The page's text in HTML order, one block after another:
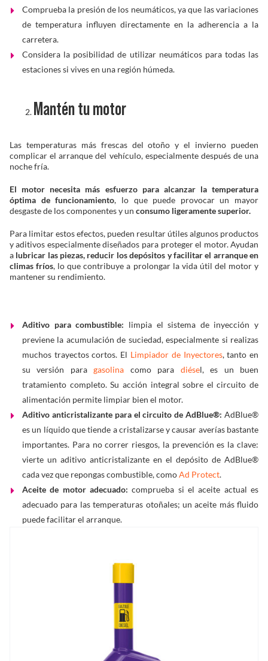
Comprueba la presión de los neumáticos, ya que las variaciones
de temperatura influyen directamente en la adherencia a la
carretera.
Considera la posibilidad de utilizar neumáticos para todas las
estaciones si vives en una región húmeda.
Mantén tu motor
Las temperaturas más frescas del otoño y el invierno pueden
complicar el arranque del vehículo, especialmente después de una
noche fría.
El motor necesita más esfuerzo para alcanzar la temperatura
óptima de funcionamiento, lo que puede provocar un mayor
desgaste de los componentes y un consumo ligeramente superior.
Para limitar estos efectos, pueden resultar útiles algunos productos
y aditivos especialmente diseñados para proteger el motor. Ayudan
a lubricar las piezas, reducir los depósitos y facilitar el arranque en
climas fríos, lo que contribuye a prolongar la vida útil del motor y
mantener su rendimiento.
Aditivo para combustible: limpia el sistema de inyección y
previene la acumulación de suciedad, especialmente si realizas
muchos trayectos cortos. El Limpiador de Inyectores, tanto en
su versión paragasolina como para diésel, es un buen
tratamiento completo. Su acción integral sobre el circuito de
alimentación permite limpiar bien el motor.
Aditivo anticristalizante para el circuito de AdBlue®: AdBlue®
es un líquido que tiende a cristalizarse y causar averías bastante
importantes. Para no correr riesgos, la prevención es la clave:
vierte un aditivo anticristalizante en el depósito de AdBlue®
cada vez que repongas combustible, comoAd Protect.
Aceite de motor adecuado: comprueba si el aceite actual es
adecuado para las temperaturas otoñales; un aceite más fluido
puede facilitar el arranque.